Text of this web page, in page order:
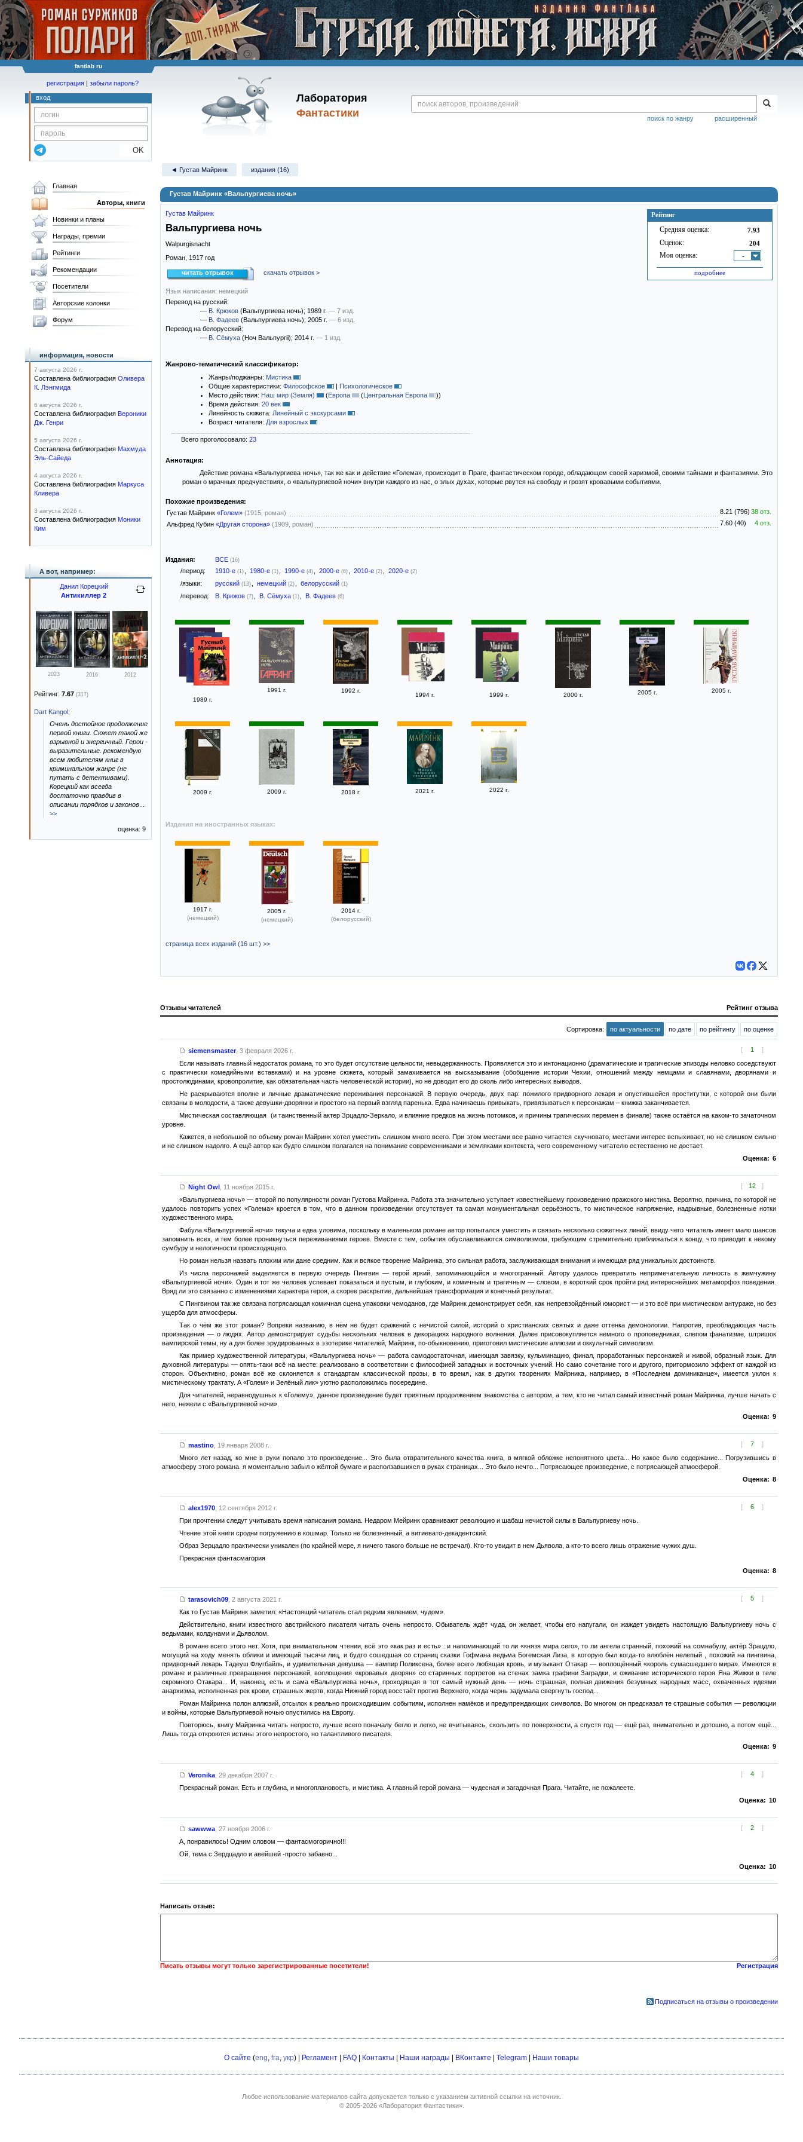
fantlab ru
Лаборатория
Фантастики
расширенный
поиск по жанру
регистрация | забыли пароль?
вход
OK
◄ Густав Майринк издания (16)
Густав Майринк «Вальпургиева ночь»
Рейтинг
Средняя оценка: 7.93
Оценок: 204
Моя оценка: -
подробнее
Густав Майринк
Вальпургиева ночь
Walpurgisnacht
Роман, 1917 год
читать отрывок скачать отрывок >
Язык написания: немецкий
Перевод на русский:
— В. Крюков (Вальпургиева ночь); 1989 г. — 7 изд.
— В. Фадеев (Вальпургиева ночь); 2005 г. — 6 изд.
Перевод на белорусский:
— В. Сёмуха (Ноч Вальпургіі); 2014 г. — 1 изд.
Жанрово-тематический классификатор:
Жанры/поджанры: Мистика
Общие характеристики: Философское | Психологическое
Место действия: Наш мир (Земля) (Европа (Центральная Европа ))
Время действия: 20 век
Линейность сюжета: Линейный с экскурсами
Возраст читателя: Для взрослых
Всего проголосовало: 23
Аннотация:
Действие романа «Вальпургиева ночь», так же как и действие «Голема», происходит в Праге, фантастическом городе, обладающем своей харизмой, своими тайнами и фантазиями. Это
роман о мрачных предчувствиях, о «вальпургиевой ночи» внутри каждого из нас, о злых духах, которые рвутся на свободу и грозят кровавыми событиями.
Похожие произведения:
Густав Майринк «Голем» (1915, роман) 8.21 (796) 38 отз.
Альфред Кубин «Другая сторона» (1909, роман) 7.60 (40) 4 отз.
Издания: ВСЕ (16)
/период: 1910-е (1) 1980-е (1) 1990-е (4) 2000-е (6) 2010-е (2) 2020-е (2)
/языки: русский (13) немецкий (2) белорусский (1)
/перевод: В. Крюков (7) В. Сёмуха (1) В. Фадеев (6)
1989 г.
1991 г. 1992 г.
1994 г. 1999 г. 2000 г. 2005 г. 2005 г.
2009 г. 2009 г. 2018 г. 2021 г. 2022 г.
Издания на иностранных языках:
1917 г.
(немецкий)
2005 г.
(немецкий)
2014 г.
(белорусский)
страница всех изданий (16 шт.) >>
Отзывы читателей Рейтинг отзыва
Сортировка: по актуальности по дате по рейтингу по оценке
[ 1 ]
siemensmaster, 3 февраля 2026 г.
Если называть главный недостаток романа, то это будет отсутствие цельности, невыдержанность. Проявляется это и интонационно (драматические и трагические эпизоды неловко соседствуют
с практически комедийными вставками) и на уровне сюжета, который замахивается на высказывание (обобщение истории Чехии, отношений между немцами и славянами, дворянами и
простолюдинами, кровопролитие, как обязательная часть человеческой истории), но не доводит его до сколь либо интересных выводов.
Не раскрываются вполне и личные драматические переживания персонажей. В первую очередь, двух пар: пожилого придворного лекаря и опустившейся проститутки, с которой они были
связаны в молодости, а также девушки-дворянки и простого на первый взгляд паренька. Едва начинаешь привыкать, привязываться к персонажам – книжка заканчивается.
Мистическая составляющая (и таинственный актер Зрцадло-Зеркало, и влияние предков на жизнь потомков, и причины трагических перемен в финале) также остаётся на каком-то зачаточном
уровне.
Кажется, в небольшой по объему роман Майринк хотел уместить слишком много всего. При этом местами все равно читается скучновато, местами интерес вспыхивает, но не слишком сильно
и не слишком надолго. А ещё автор как будто слишком полагался на понимание современниками и земляками контекста, чего современному читателю естественно не достает.
Оценка: 6
[ 12 ]
Night Owl, 11 ноября 2015 г.
«Вальпургиева ночь» — второй по популярности роман Густова Майринка. Работа эта значительно уступает известнейшему произведению пражского мистика. Вероятно, причина, по которой не
удалось повторить успех «Голема» кроется в том, что в данном произведении отсутствует та самая монументальная серьёзность, то мистическое напряжение, надрывные, болезненные нотки
художественного мира.
Фабула «Вальпургиевой ночи» текуча и едва уловима, поскольку в маленьком романе автор попытался уместить и связать несколько сюжетных линий, ввиду чего читатель имеет мало шансов
запомнить всех, и тем более проникнуться переживаниями героев. Вместе с тем, события обуславливаются символизмом, требующим стремительно приближаться к концу, что приводит к некому
сумбуру и нелогичности происходящего.
Но роман нельзя назвать плохим или даже средним. Как и всякое творение Майринка, это сильная работа, заслуживающая внимания и имеющая ряд уникальных достоинств.
Из числа персонажей выделяется в первую очередь Пингвин — герой яркий, запоминающийся и многогранный. Автору удалось превратить непримечательную личность в жемчужину
«Вальпургиевой ночи». Один и тот же человек успевает показаться и пустым, и глубоким, и комичным и трагичным — словом, в короткий срок пройти ряд интереснейших метаморфоз поведения.
Вряд ли это связанно с изменениями характера героя, а скорее раскрытие, дальнейшая трансформация и конечный результат.
С Пингвином так же связана потрясающая комичная сцена упаковки чемоданов, где Майринк демонстрирует себя, как непревзойдённый юморист — и это всё при мистическом антураже, но без
ущерба для атмосферы.
Так о чём же этот роман? Вопреки названию, в нём не будет сражений с нечистой силой, историй о христианских святых и даже оттенка демонологии. Напротив, преобладающая часть
произведения — о людях. Автор демонстрирует судьбы нескольких человек в декорациях народного волнения. Далее присовокупляется немного о проповедниках, слепом фанатизме, штришок
вампирской темы, ну а для более эрудированных в эзотерике читателей, Майринк, по-обыкновению, приготовил мистические аллюзии и оккультный символизм.
Как пример художественной литературы, «Вальпургиева ночь» — работа самодостаточная, имеющая завязку, кульминацию, финал, проработанных персонажей и живой, образный язык. Для
духовной литературы — опять-таки всё на месте: реализовано в соответствии с философией западных и восточных учений. Но само сочетание того и другого, притормозило эффект от каждой из
сторон. Объективно, роман всё же склоняется к стандартам классической прозы, в то время, как в других творениях Майрника, например, в «Последнем доминиканце», имеется уклон к
мистическому трактату. А «Голем» и Зелёный лик» уютно расположились посередине.
Для читателей, неравнодушных к «Голему», данное произведение будет приятным продолжением знакомства с автором, а тем, кто не читал самый известный роман Майринка, лучше начать с
него, нежели с «Вальпургиевой ночи».
Оценка: 9
[ 7 ]
mastino, 19 января 2008 г.
Много лет назад, ко мне в руки попало это произведение... Это была отвратительного качества книга, в мягкой обложке непонятного цвета... Но какое было содержание... Погрузившись в
атмосферу этого романа. я моментально забыл о жёлтой бумаге и расползавшихся в руках страницах... Это было нечто... Потрясающее произведение, с потрясающей атмосферой.
Оценка: 8
[ 6 ]
alex1970, 12 сентября 2012 г.
При прочтении следут учитывать время написания романа. Недаром Мейринк сравнивают революцию и шабаш нечистой силы в Вальпургиеву ночь.
Чтение этой книги сродни погружению в кошмар. Только не болезненный, а витиевато-декадентский.
Образ Зерцадло практически уникален (по крайней мере, я ничего такого больше не встречал). Кто-то увидит в нем Дьявола, а кто-то всего лишь отражение чужих душ.
Прекрасная фантасмагория
Оценка: 8
[ 5 ]
tarasovich09, 2 августа 2021 г.
Как то Густав Майринк заметил: «Настоящий читатель стал редким явлением, чудом».
Действительно, книги известного австрийского писателя читать очень непросто. Обыватель ждёт чуда, он желает, чтобы его напугали, он жаждет увидеть настоящую Вальпургиеву ночь с
ведьмами, колдунами и Дьяволом.
В романе всего этого нет. Хотя, при внимательном чтении, всё это «как раз и есть» : и напоминающий то ли «князя мира сего», то ли ангела странный, похожий на сомнабулу, актёр Зрацдло,
могущий на ходу менять облики и имеющий тысячи лиц, и будто сошедшая со страниц сказки Гофмана ведьма Богемская Лиза, в которую был когда-то влюблён нелепый , похожий на пингвина,
придворный лекарь Тадеуш Флугбайль, и удивительная девушка — вампир Поликсена, более всего любящая кровь, и музыкант Отакар — воплощённый «король сумасшедшего мира». Имеются в
романе и различные превращения персонажей, воплощения «кровавых дворян» со старинных портретов на стенах замка графини Заградки, и оживание исторического героя Яна Жижки в теле
скромного Отакара... И, наконец, есть и сама «Вальпургиева ночь», проходящая в тот самый нужный день — ночь страшная, полная движения безумных народных масс, охваченных идеями
анархизма, исполненная рек крови, страшных жертв, когда Нижний город восстаёт против Верхнего, когда чернь задумала свергнуть господ...
Роман Майринка полон аллюзий, отсылок к реально происходившим событиям, исполнен намёков и предупреждающих символов. Во многом он предсказал те страшные события — революции
и войны, которые Вальпургиевой ночью опустились на Европу.
Повторюсь, книгу Майринка читать непросто, лучше всего поначалу бегло и легко, не вчитываясь, скользить по поверхности, а спустя год — ещё раз, внимательно и дотошно, а потом ещё...
Лишь тогда откроются истины этого непростого, но талантливого писателя.
Оценка: 9
[ 4 ]
Veronika, 29 декабря 2007 г.
Прекрасный роман. Есть и глубина, и многоплановость, и мистика. А главный герой романа — чудесная и загадочная Прага. Читайте, не пожалеете.
Оценка: 10
[ 2 ]
sawwwa, 27 ноября 2006 г.
А, понравилось! Одним словом — фантасмогорично!!!
Ой, тема с Зердцадло и авейшей -просто забавно...
Оценка: 10
Написать отзыв:
Писать отзывы могут только зарегистрированные посетители! Регистрация
Подписаться на отзывы о произведении
Главная
Авторы, книги
Новинки и планы
Награды, премии
Рейтинги
Рекомендации
Посетители
Авторские колонки
Форум
информация, новости
7 августа 2026 г.
Составлена библиография Оливера
К. Лэнгмида
6 августа 2026 г.
Составлена библиография Вероники
Дж. Генри
5 августа 2026 г.
Составлена библиография Махмуда
Эль-Сайеда
4 августа 2026 г.
Составлена библиография Маркуса
Кливера
3 августа 2026 г.
Составлена библиография Моники
Ким
А вот, например:
Данил Корецкий
Антикиллер 2
2023 2016 2012
Рейтинг: 7.67 (317)
Dart Kangol:
Очень достойное продолжение
первой книги. Сюжет такой же
взрывной и энергичный. Герои -
выразительные. рекомендую
всем любителям книг в
криминальном жанре (не
путать с детективами).
Корецкий как всегда
достаточно правдив в
описании порядков и законов
>>
оценка: 9
О сайте (eng fra укр) | Регламент | FAQ | Контакты | Наши награды | ВКонтакте | Telegram | Наши товары
Любое использование материалов сайта допускается только с указанием активной ссылки на источник.
© 2005-2026 «Лаборатория Фантастики».